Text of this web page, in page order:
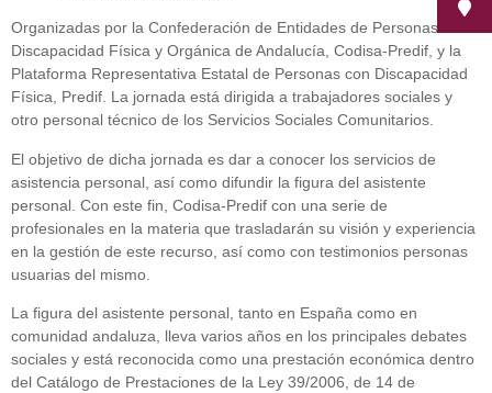
Organizadas por la Confederación de Entidades de Personas con
Discapacidad Física y Orgánica de Andalucía, Codisa-Predif, y la
Plataforma Representativa Estatal de Personas con Discapacidad
Física, Predif. La jornada está dirigida a trabajadores sociales y
otro personal técnico de los Servicios Sociales Comunitarios.
El objetivo de dicha jornada es dar a conocer los servicios de
asistencia personal, así como difundir la figura del asistente
personal. Con este fin, Codisa-Predif con una serie de
profesionales en la materia que trasladarán su visión y experiencia
en la gestión de este recurso, así como con testimonios personas
usuarias del mismo.
La figura del asistente personal, tanto en España como en
comunidad andaluza, lleva varios años en los principales debates
sociales y está reconocida como una prestación económica dentro
del Catálogo de Prestaciones de la Ley 39/2006, de 14 de